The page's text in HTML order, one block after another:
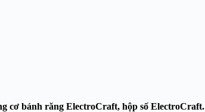
cơ bánh răng ElectroCraft, hộp số ElectroCraft.